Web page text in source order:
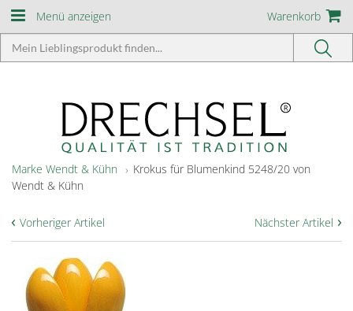
Menü anzeigen Warenkorb
Marke Wendt & Kühn
Krokus für Blumenkind 5248/20 von
Wendt & Kühn
Nächster Artikel ›
‹ Vorheriger Artikel